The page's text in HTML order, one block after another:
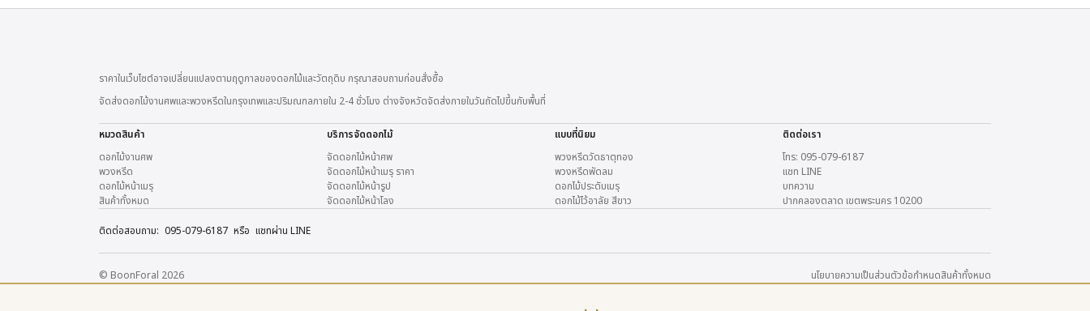
ราคาในเว็บไซต์อาจเปลี่ยนแปลงตามฤดูกาลของดอกไม้และวัตถุดิบ กรุณาสอบถามก่อนสั่งซื้อ
จัดส่งดอกไม้งานศพและพวงหรีดในกรุงเทพและปริมณฑลภายใน 2-4 ชั่วโมง ต่างจังหวัดจัดส่งภายในวันถัดไปขึ้นกับพื้นที่
หมวดสินค้า
ดอกไม้งานศพ
พวงหรีด
ดอกไม้หน้าเมรุ
สินค้าทั้งหมด
บริการจัดดอกไม้
จัดดอกไม้หน้าศพ
จัดดอกไม้หน้าเมรุ ราคา
จัดดอกไม้หน้ารูป
จัดดอกไม้หน้าโลง
แบบที่นิยม
พวงหรีดวัดธาตุทอง
พวงหรีดพัดลม
ดอกไม้ประดับเมรุ
ดอกไม้ไว้อาลัย สีขาว
ติดต่อเรา
โทร: 095-079-6187
แชท LINE
บทความ
ปากคลองตลาด เขตพระนคร 10200
ติดต่อสอบถาม: 095-079-6187 หรือ แชทผ่าน LINE
© BoonForal 2026 นโยบายความเป็นส่วนตัวข้อกำหนดสินค้าทั้งหมด